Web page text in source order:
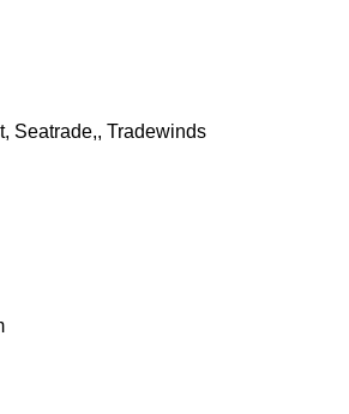
Seatrade,, Tradewinds